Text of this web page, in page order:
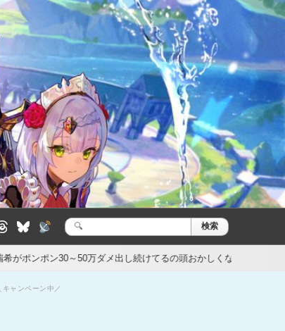
検
検索
万ダメ出し続けてるの頭おかしくなるで1日前【原神】マグロヘッ
キャンペーン中／